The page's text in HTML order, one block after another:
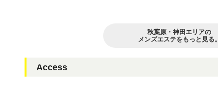
秋葉原・神田エリアの
メンズエステをもっと見る
Access